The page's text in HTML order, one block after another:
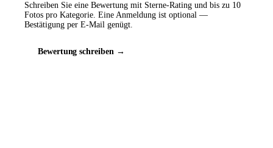
Schreiben Sie eine Bewertung mit Sterne-Rating und bis zu 10
Fotos pro Kategorie. Eine Anmeldung ist optional —
Bestätigung per E-Mail genügt.
Bewertung schreiben →